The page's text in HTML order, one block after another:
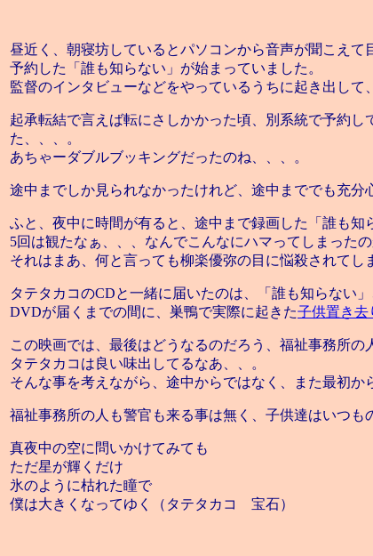
昼近く、朝寝坊しているとパソコンから音声が聞こえて
予約した「誰も知らない」が始まっていました。
監督のインタビューなどをやっているうちに起き出し
起承転結で言えば転にさしかかった頃、別系統で予約
た、、、。
あちゃーダブルブッキングだったのね、、、。
途中までしか見られなかったけれど、途中まででも充分
ふと、夜中に時間が有ると、途中まで録画した「誰も知
5回は観たなぁ、、、なんでこんなにハマってしまったの
それはまあ、何と言っても柳楽優弥の目に悩殺されてし
タテタカコのCDと一緒に届いたのは、「誰も知らない
DVDが届くまでの間に、巣鴨で実際に起きた子供置き去
この映画では、最後はどうなるのだろう、福祉事務所
タテタカコは良い味出してるなあ、、。
そんな事を考えながら、途中からではなく、また最初か
福祉事務所の人も警官も来る事は無く、子供達はいつも
真夜中の空に問いかけてみても
ただ星が輝くだけ
氷のように枯れた瞳で
僕は大きくなってゆく（タテタカコ 宝石）